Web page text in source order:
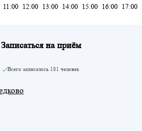
11:00 12:00 13:00 14:00 15:00 16:00 17:00
Записаться на приём
Всего записалось 181 человек